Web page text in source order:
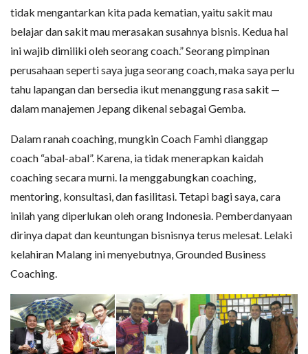
tidak mengantarkan kita pada kematian, yaitu sakit mau
belajar dan sakit mau merasakan susahnya bisnis. Kedua hal
ini wajib dimiliki oleh seorang coach.” Seorang pimpinan
perusahaan seperti saya juga seorang coach, maka saya perlu
tahu lapangan dan bersedia ikut menanggung rasa sakit —
dalam manajemen Jepang dikenal sebagai Gemba.
Dalam ranah coaching, mungkin Coach Famhi dianggap
coach “abal-abal”. Karena, ia tidak menerapkan kaidah
coaching secara murni. Ia menggabungkan coaching,
mentoring, konsultasi, dan fasilitasi. Tetapi bagi saya, cara
inilah yang diperlukan oleh orang Indonesia. Pemberdanyaan
dirinya dapat dan keuntungan bisnisnya terus melesat. Lelaki
kelahiran Malang ini menyebutnya, Grounded Business
Coaching.